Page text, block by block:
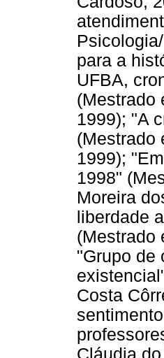
para a
UFBA,
(Mestrado
1999); "A
(Mestrado
1999);
1998"
Moreira
liberdade
(Mestrado
"Grupo de
Costa